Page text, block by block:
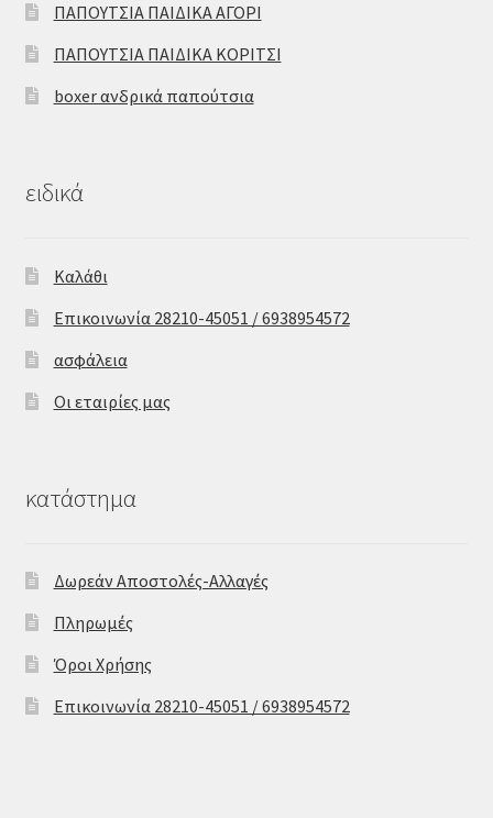
ΠΑΠΟΥΤΣΙΑ ΠΑΙΔΙΚΑ ΑΓΟΡΙ
ΠΑΠΟΥΤΣΙΑ ΠΑΙΔΙΚΑ ΚΟΡΙΤΣΙ
boxer ανδρικά παπούτσια
ειδικά
Καλάθι
Επικοινωνία 28210-45051 / 6938954572
ασφάλεια
Οι εταιρίες μας
κατάστημα
Δωρεάν Αποστολές-Αλλαγές
Πληρωμές
Όροι Χρήσης
Επικοινωνία 28210-45051 / 6938954572